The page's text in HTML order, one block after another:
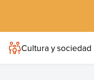
Cultura y sociedad